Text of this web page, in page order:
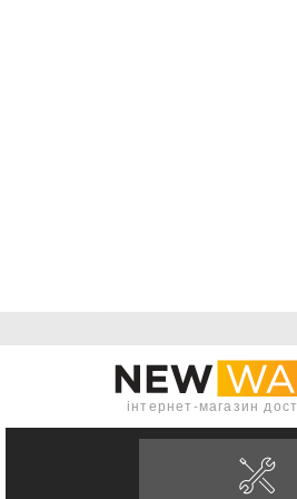
інтернет-магазин